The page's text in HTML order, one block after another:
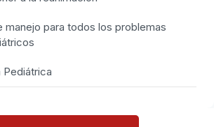
manejo para todos los problemas
Pediátrica